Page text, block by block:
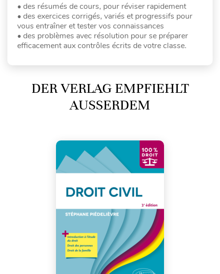
• des résumés de cours, pour réviser rapidement
• des exercices corrigés, variés et progressifs pour
vous entraîner et tester vos connaissances
• des problèmes avec résolution pour se préparer
efficacement aux contrôles écrits de votre classe.
DER VERLAG EMPFIEHLT
AUSSERDEM